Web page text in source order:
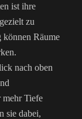
ist ihre
zu
können Räume
nach oben
mehr Tiefe
sie dabei,